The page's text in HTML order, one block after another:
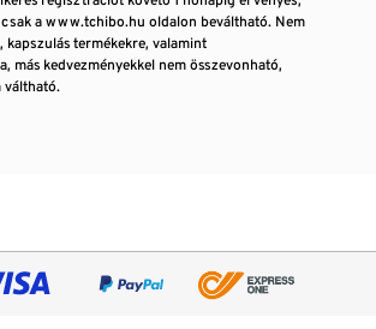
csak a www.tchibo.hu oldalon beváltható. Nem
kapszulás termékekre, valamint
más kedvezményekkel nem összevonható,
váltható.